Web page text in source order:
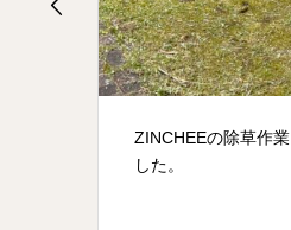
ZINCHEEの除草作
した。